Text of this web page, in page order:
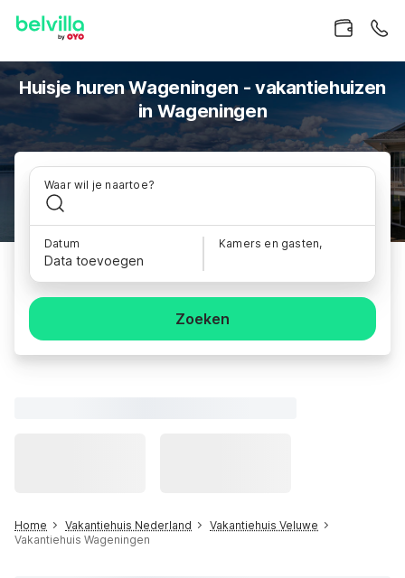
Huisje huren Wageningen - vakantiehuizen
in Wageningen
Waar wil je naartoe?
Datum
Data toevoegen
Kamers en gasten,
Zoeken
Home Vakantiehuis Nederland
Vakantiehuis Veluwe
Vakantiehuis Wageningen